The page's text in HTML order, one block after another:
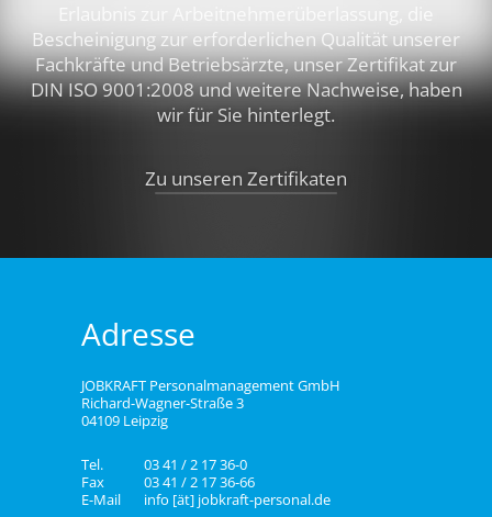
Erlaubnis zur Arbeitnehmerüberlassung, die
Bescheinigung zur erforderlichen Qualität unserer
Fachkräfte und Betriebsärzte, unser Zertifikat zur
DIN ISO 9001:2008 und weitere Nachweise,haben
wir für Sie hinterlegt.
Zu unseren Zertifikaten
Adresse
JOBKRAFT Personalmanagement GmbH
Richard-Wagner-Straße 3
04109 Leipzig
Tel.
03 41 / 2 17 36-0
Fax
03 41 / 2 17 36-66
E-Mail
info [ät] jobkraft-personal.de